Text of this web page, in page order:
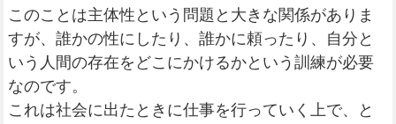
このことは主体性という問題と大きな関係がありま
すが、誰かの性にしたり、誰かに頼ったり、自分と
いう人間の存在をどこにかけるかという訓練が必要
なのです。
これは社会に出たときに仕事を行っていく上で、と